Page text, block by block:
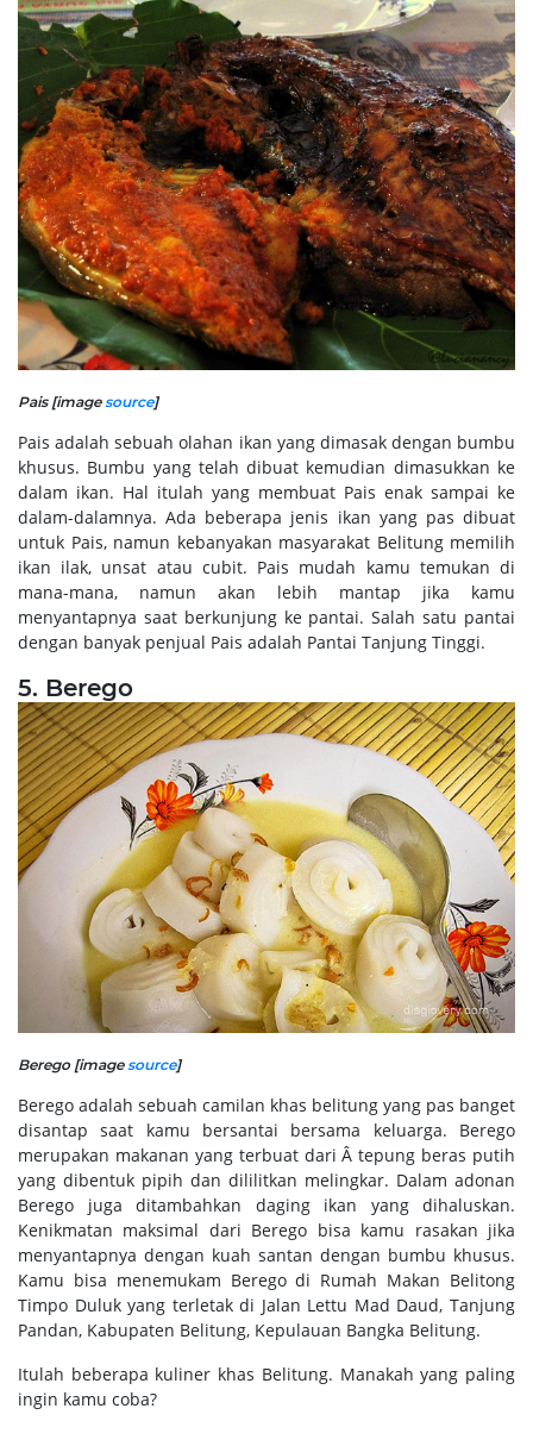
Pais [image source]
Pais adalah sebuah olahan ikan yang dimasak dengan bumbu
khusus. Bumbu yang telah dibuat kemudian dimasukkan ke
dalam ikan. Hal itulah yang membuat Pais enak sampai ke
dalam-dalamnya. Ada beberapa jenis ikan yang pas dibuat
untuk Pais, namun kebanyakan masyarakat Belitung memilih
ikan ilak, unsat atau cubit. Pais mudah kamu temukan di
mana-mana, namun akan lebih mantap jika kamu
menyantapnya saat berkunjung ke pantai. Salah satu pantai
dengan banyak penjual Pais adalah Pantai Tanjung Tinggi.
5. Berego
Berego [imagesource]
Berego adalah sebuah camilan khas belitung yang pas banget
disantap saat kamu bersantai bersama keluarga. Berego
merupakan makanan yang terbuat dari Â tepung beras putih
yang dibentuk pipih dan dililitkan melingkar. Dalam adonan
Berego juga ditambahkan daging ikan yang dihaluskan.
Kenikmatan maksimal dari Berego bisa kamu rasakan jika
menyantapnya dengan kuah santan dengan bumbu khusus.
Kamu bisa menemukam Berego di Rumah Makan Belitong
Timpo Duluk yang terletak di Jalan Lettu Mad Daud, Tanjung
Pandan, Kabupaten Belitung, Kepulauan Bangka Belitung.
Itulah beberapa kuliner khas Belitung. Manakah yang paling
ingin kamu coba?